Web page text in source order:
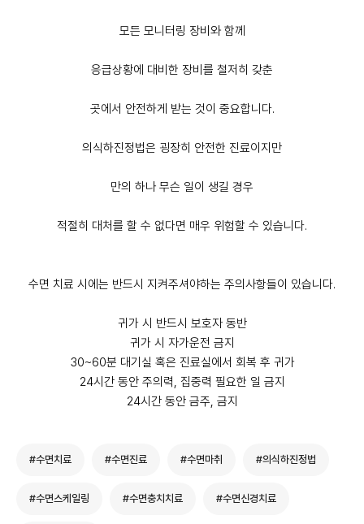
모든 모니터링 장비와 함께
응급상황에 대비한 장비를 철저히 갖춘
곳에서 안전하게 받는 것이 중요합니다.
의식하진정법은 굉장히 안전한 진료이지만
만의 하나 무슨 일이 생길 경우
적절히 대처를 할 수 없다면 매우 위험할 수 있습니다.
수면 치료 시에는 반드시 지켜주셔야하는 주의사항들이 있습니다.
귀가 시 반드시 보호자 동반
귀가 시 자가운전 금지
30~60분 대기실 혹은 진료실에서 회복 후 귀가
24시간 동안 주의력, 집중력 필요한 일 금지
24시간 동안 금주, 금지
#수면치료 #수면진료 #수면마취 #의식하진정법
#수면스케일링 #수면충치치료 #수면신경치료